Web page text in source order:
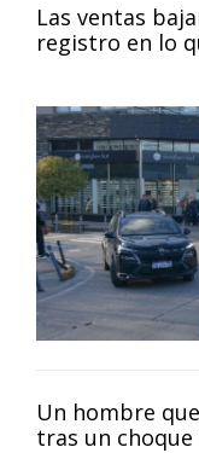
Las ventas
registro en lo
Un hombre
tras un